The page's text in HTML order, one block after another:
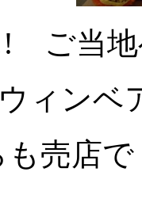
ご当
ィンベ
も売店